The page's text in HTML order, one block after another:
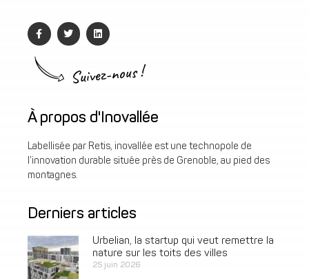
Suivez-nous !
À propos d'Inovallée
Labellisée par Retis, inovallée est une technopole de
l’innovation durable située près de Grenoble, au pied des
montagnes.
Derniers articles
Urbelian, la startup qui veut remettre la
nature sur les toits des villes
25 juin 2026